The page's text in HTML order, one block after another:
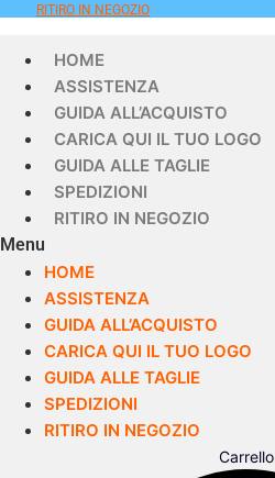
RITIRO IN NEGOZIO
HOME
ASSISTENZA
GUIDA ALL’ACQUISTO
CARICA QUI IL TUO LOGO
GUIDA ALLE TAGLIE
SPEDIZIONI
RITIRO IN NEGOZIO
Menu
HOME
ASSISTENZA
GUIDA ALL’ACQUISTO
CARICA QUI IL TUO LOGO
GUIDA ALLE TAGLIE
SPEDIZIONI
RITIRO IN NEGOZIO
Carrello